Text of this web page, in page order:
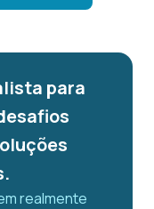
para
realmente